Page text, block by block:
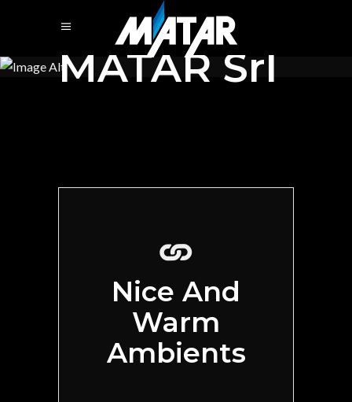
MATAR Srl
Nice And
Warm
Ambients